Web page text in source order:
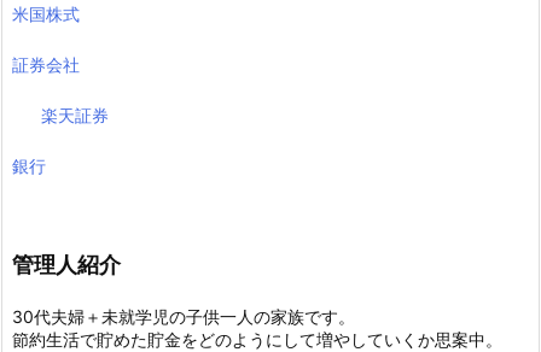
米国株式
証券会社
楽天証券
銀行
管理人紹介
30代夫婦＋未就学児の子供一人の家族です。
節約生活で貯めた貯金をどのようにして増やしていくか思案中。